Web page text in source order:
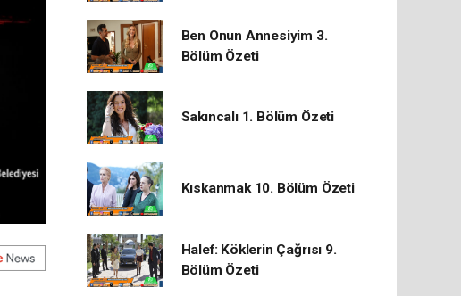
Ben Onun Annesiyim 3.
Bölüm Özeti
Sakıncalı 1. Bölüm Özeti
Kıskanmak 10. Bölüm Özeti
Halef: Köklerin Çağrısı 9.
Bölüm Özeti